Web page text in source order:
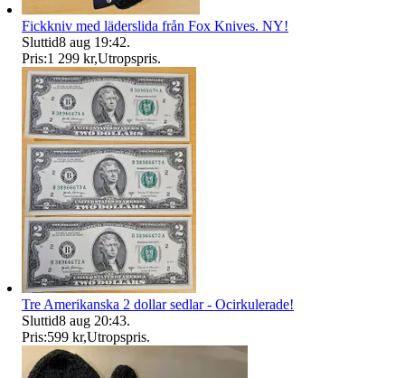
Fickkniv med läderslida från Fox Knives. NY!
Sluttid8 aug 19:42.
Pris:1 299 kr,Utropspris.
Tre Amerikanska 2 dollar sedlar - Ocirkulerade!
Sluttid8 aug 20:43.
Pris:599 kr,Utropspris.